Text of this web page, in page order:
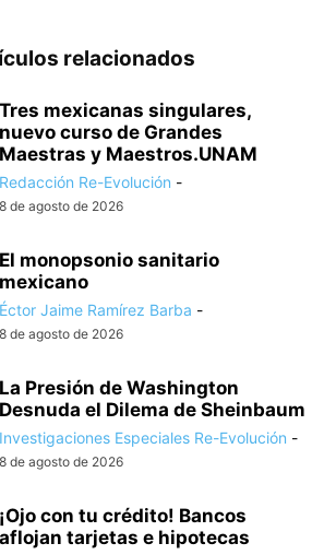
relacionados
Tres mexicanas singulares,
nuevo curso de Grandes
Maestras y Maestros.UNAM
Redacción Re-Evolución -
8 de agosto de 2026
El monopsonio sanitario
mexicano
Éctor Jaime Ramírez Barba -
8 de agosto de 2026
La Presión de Washington
Desnuda el Dilema de Sheinbaum
Investigaciones Especiales Re-Evolución -
8 de agosto de 2026
¡Ojo con tu crédito! Bancos
aflojan tarjetas e hipotecas